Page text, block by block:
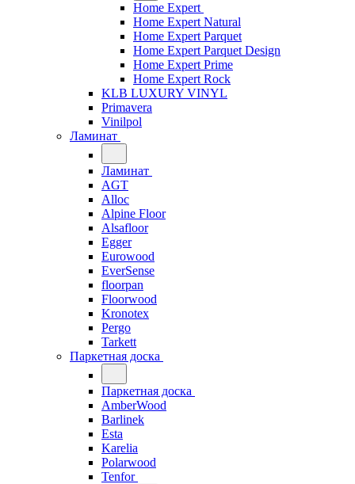
Home Expert
Home Expert Natural
Home Expert Parquet
Home Expert Parquet Design
Home Expert Prime
Home Expert Rock
KLB LUXURY VINYL
Primavera
Vinilpol
Ламинат
Ламинат
AGT
Alloc
Alpine Floor
Alsafloor
Egger
Eurowood
EverSense
floorpan
Floorwood
Kronotex
Pergo
Tarkett
Паркетная доска
Паркетная доска
AmberWood
Barlinek
Esta
Karelia
Polarwood
Tenfor